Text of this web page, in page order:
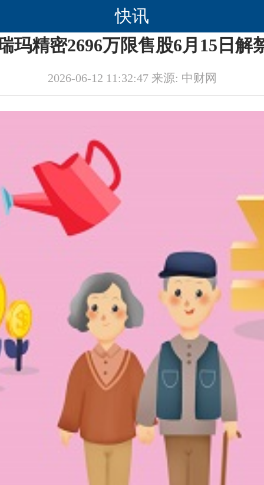
快讯
玛精密2696万限售股6月15日解
2026-06-12 11:32:47 来源: 中财网